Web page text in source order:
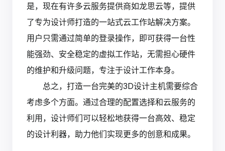
是，现在有许多云服务提供商如龙思云等，提供
了专为设计师打造的一站式云工作站解决方案。
用户只需通过简单的登录操作，即可获得一台性
能强劲、安全稳定的虚拟工作站，无需担心硬件
的维护和升级问题，专注于设计工作本身。
总之，打造一台完美的3D设计主机需要综合
考虑多个方面。通过合理的配置选择和云服务的
利用，设计师们可以轻松地获得一台高效、稳定
的设计利器，助力他们实现更多的创意和成果。‍